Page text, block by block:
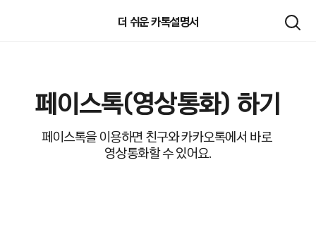
더 쉬운 카톡설명서
페이스톡(영상통화) 하기
페이스톡을 이용하면 친구와 카카오톡에서 바로
영상통화할 수 있어요.